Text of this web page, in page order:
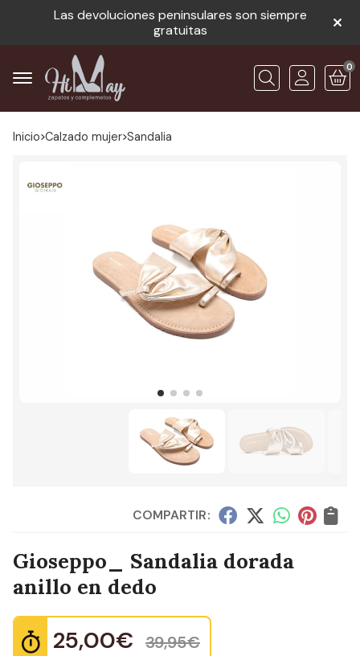
Las devoluciones peninsulares son siempre
gratuitas
Buscar
0
Inicio calzado mujer sandalia
COMPARTIR:
Gioseppo_ Sandalia dorada
anillo en dedo
25,00€ 39,95€